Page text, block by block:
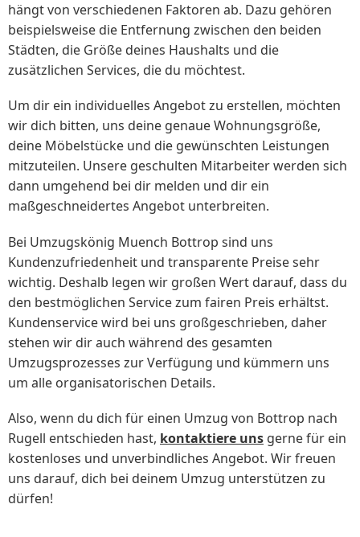
hängt von verschiedenen Faktoren ab. Dazu gehören
beispielsweise die Entfernung zwischen den beiden
Städten, die Größe deines Haushalts und die
zusätzlichen Services, die du möchtest.
Um dir ein individuelles Angebot zu erstellen, möchten
wir dich bitten, uns deine genaue Wohnungsgröße,
deine Möbelstücke und die gewünschten Leistungen
mitzuteilen. Unsere geschulten Mitarbeiter werden sich
dann umgehend bei dir melden und dir ein
maßgeschneidertes Angebot unterbreiten.
Bei Umzugskönig Muench Bottrop sind uns
Kundenzufriedenheit und transparente Preise sehr
wichtig. Deshalb legen wir großen Wert darauf, dass du
den bestmöglichen Service zum fairen Preis erhältst.
Kundenservice wird bei uns großgeschrieben, daher
stehen wir dir auch während des gesamten
Umzugsprozesses zur Verfügung und kümmern uns
um alle organisatorischen Details.
Also, wenn du dich für einen Umzug von Bottrop nach
Rugell entschieden hast, kontaktiere uns gerne für ein
kostenloses und unverbindliches Angebot. Wir freuen
uns darauf, dich bei deinem Umzug unterstützen zu
dürfen!